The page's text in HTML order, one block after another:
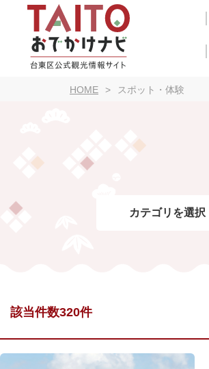
HOME スポット・体験
カテゴリを選択
該当件数320件